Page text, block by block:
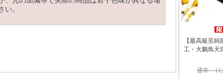
い。
【最高級至
工・大鵬鳥
通常